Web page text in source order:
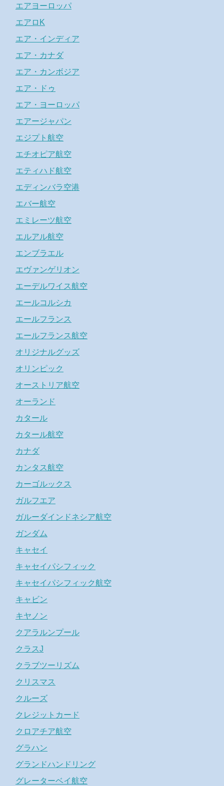
エアヨーロッパ
エアロK
エア・インディア
エア・カナダ
エア・カンボジア
エア・ドゥ
エア・ヨーロッパ
エアージャパン
エジプト航空
エチオピア航空
エティハド航空
エディンバラ空港
エバー航空
エミレーツ航空
エルアル航空
エンブラエル
エヴァンゲリオン
エーデルワイス航空
エールコルシカ
エールフランス
エールフランス航空
オリジナルグッズ
オリンピック
オーストリア航空
オーランド
カタール
カタール航空
カナダ
カンタス航空
カーゴルックス
ガルフエア
ガルーダインドネシア航空
ガンダム
キャセイ
キャセイパシフィック
キャセイパシフィック航空
キャビン
キヤノン
クアラルンプール
クラスJ
クラブツーリズム
クリスマス
クルーズ
クレジットカード
クロアチア航空
グラハン
グランドハンドリング
グレーターベイ航空